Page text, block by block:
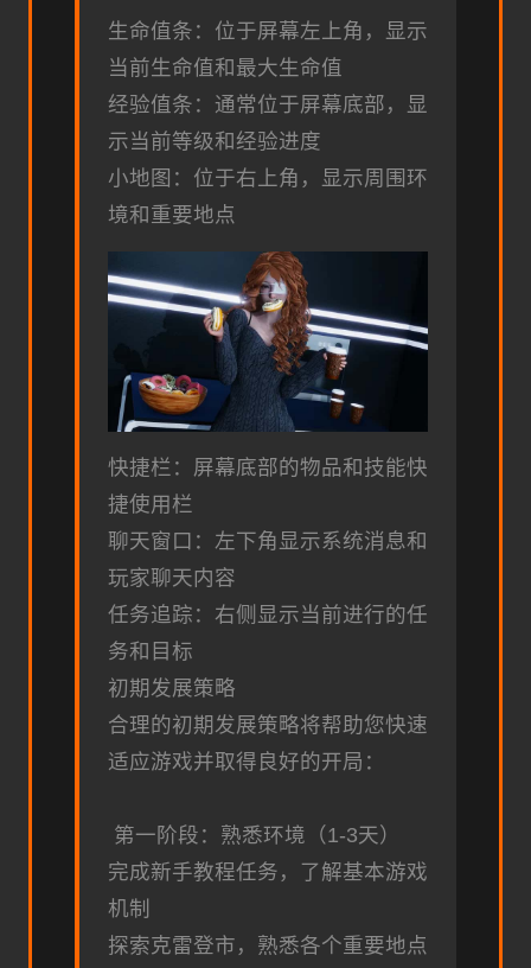
生命值条：位于屏幕左上角，显示
当前生命值和最大生命值
经验值条：通常位于屏幕底部，显
示当前等级和经验进度
小地图：位于右上角，显示周围环
境和重要地点
快捷栏：屏幕底部的物品和技能快
捷使用栏
聊天窗口：左下角显示系统消息和
玩家聊天内容
任务追踪：右侧显示当前进行的任
务和目标
初期发展策略
合理的初期发展策略将帮助您快速
适应游戏并取得良好的开局：
第一阶段：熟悉环境（1-3天）
完成新手教程任务，了解基本游戏
机制
探索克雷登市，熟悉各个重要地点